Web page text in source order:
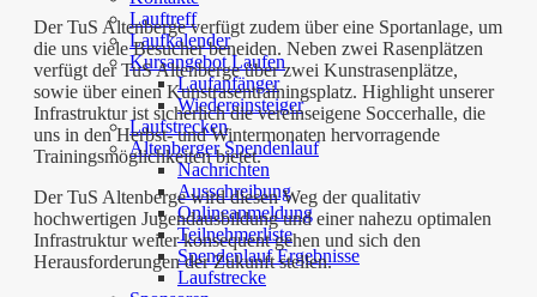
Lauftreff
Laufkalender
Kursangebot Laufen
Laufanfänger
Wiedereinsteiger
Laufstrecken
Altenberger Spendenlauf
Nachrichten
Ausschreibung
Onlineanmeldung
Teilnehmerliste
Spendenlauf Ergebnisse
Laufstrecke
Der TuS Altenberge verfügt zudem über eine Sportanlage, um
die uns viele Besucher beneiden. Neben zwei Rasenplätzen
verfügt der TuS Altenberge über zwei Kunstrasenplätze,
sowie über einen Kunstrasentrainingsplatz. Highlight unserer
Infrastruktur ist sicherlich die vereinseigene Soccerhalle, die
uns in den Herbst- und Wintermonaten hervorragende
Trainingsmöglichkeiten bietet.
Der TuS Altenberge wird diesen Weg der qualitativ
hochwertigen Jugendausbildung und einer nahezu optimalen
Infrastruktur weiter konsequent gehen und sich den
Herausforderungen der Zukunft stellen.